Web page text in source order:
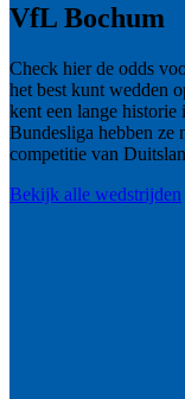
VfL Bochum
Check hier de odds
het best kunt wedden
kent een lange
Bundesliga hebben ze
competitie van
Bekijk alle wedstrijden